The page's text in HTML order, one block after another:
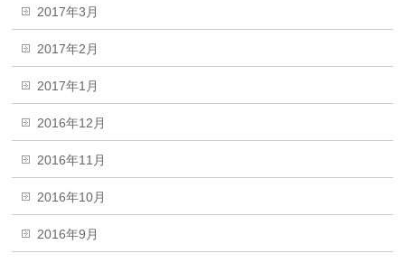
2017年3月
2017年2月
2017年1月
2016年12月
2016年11月
2016年10月
2016年9月